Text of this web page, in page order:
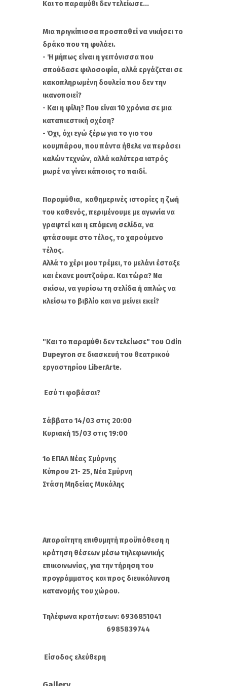
Και το παραμύθι δεν τελείωσε...
Μια πριγκίπισσα προσπαθεί να νικήσει το
δράκο που τη φυλάει.
- 'Η μήπως είναι η γειτόνισσα που
σπούδασε φιλοσοφία, αλλά εργάζεται σε
κακοπληρωμένη δουλεία που δεν την
ικανοποιεί?
- Και η φίλη? Που είναι 10 χρόνια σε μια
καταπιεστική σχέση?
- Όχι, όχι εγώ ξέρω για το γιο του
κουμπάρου, που πάντα ήθελε να περάσει
καλών τεχνών, αλλά καλύτερα ιατρός
μωρέ να γίνει κάποιος το παιδί.
Παραμύθια, καθημερινές ιστορίες η ζωή
του καθενός, περιμένουμε με αγωνία να
γραφτεί και η επόμενη σελίδα, να
φτάσουμε στο τέλος, το χαρούμενο
τέλος.
Αλλά το χέρι μου τρέμει, το μελάνι έσταξε
και έκανε μουτζούρα. Και τώρα? Να
σκίσω, να γυρίσω τη σελίδα ή απλώς να
κλείσω το βιβλίο και να μείνει εκεί?
"Και το παραμύθι δεν τελείωσε" του Odin
Dupeyron σε διασκευή του θεατρικού
εργαστηρίου LiberΑrte.
Εσύ τι φοβάσαι?
Σάββατο 14/03 στις 20:00
Κυριακή 15/03 στις 19:00
1ο ΕΠΑΛ Νέας Σμύρνης
Κύπρου 21- 25, Νέα Σμύρνη
Στάση Μηδείας Μυκάλης
Απαραίτητη επιθυμητή προϋπόθεση η
κράτηση θέσεων μέσω τηλεφωνικής
επικοινωνίας, για την τήρηση του
προγράμματος και προς διευκόλυνση
κατανομής του χώρου.
Τηλέφωνα κρατήσεων: 6936851041
6985839744
Είσοδος ελεύθερη